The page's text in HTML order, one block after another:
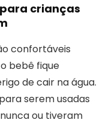
crianças
confortáveis
bebê fique
de cair na água.
serem usadas
ou tiveram